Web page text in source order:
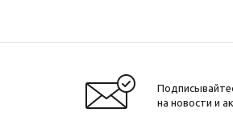
на новости и